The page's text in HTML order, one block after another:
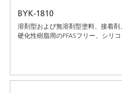
BYK-1810
溶剤型および無溶剤型塗料、接着
硬化性樹脂用のPFASフリー、シリ